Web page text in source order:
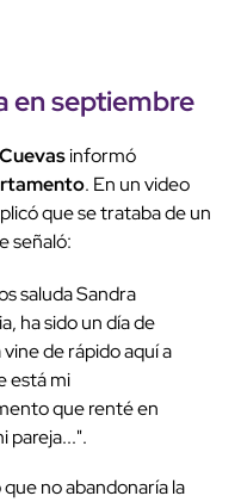
en septiembre
informó
. En un video
que se trataba de un
señaló:
saluda Sandra
ha sido un día de
de rápido aquí a
está mi
que renté en
pareja...".
que no abandonaría la